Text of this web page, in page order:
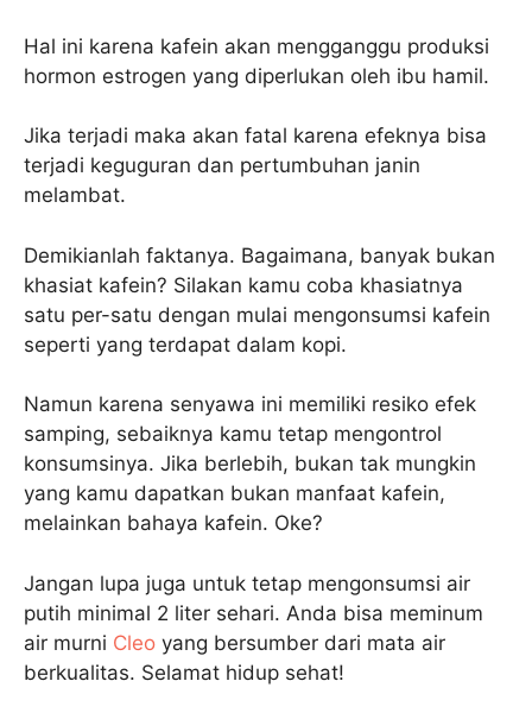
Hal ini karena kafein akan mengganggu produksi
hormon estrogen yang diperlukan oleh ibu hamil.
Jika terjadi maka akan fatal karena efeknya bisa
terjadi keguguran dan pertumbuhan janin
melambat.
Demikianlah faktanya. Bagaimana, banyak bukan
khasiat kafein? Silakan kamu coba khasiatnya
satu per-satu dengan mulai mengonsumsi kafein
seperti yang terdapat dalam kopi.
Namun karena senyawa ini memiliki resiko efek
samping, sebaiknya kamu tetap mengontrol
konsumsinya. Jika berlebih, bukan tak mungkin
yang kamu dapatkan bukan manfaat kafein,
melainkan bahaya kafein. Oke?
Jangan lupa juga untuk tetap mengonsumsi air
putih minimal 2 liter sehari. Anda bisa meminum
air murni Cleo yang bersumber dari mata air
berkualitas. Selamat hidup sehat!